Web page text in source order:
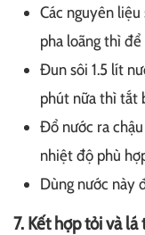
Các nguyên
pha loãng thì để
Đun sôi 1.5 lít
phút nữa thì tắt
Đổ nước ra
nhiệt độ phù
Dùng nước này
7. Kết hợp tỏi và